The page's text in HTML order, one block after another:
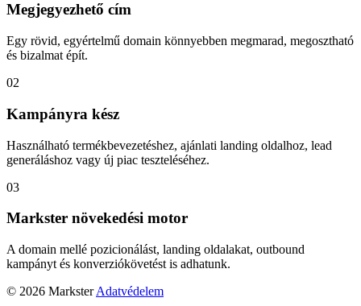
Megjegyezhető cím
Egy rövid, egyértelmű domain könnyebben megmarad, megosztható
és bizalmat épít.
02
Kampányra kész
Használható termékbevezetéshez, ajánlati landing oldalhoz, lead
generáláshoz vagy új piac teszteléséhez.
03
Markster növekedési motor
A domain mellé pozicionálást, landing oldalakat, outbound
kampányt és konverziókövetést is adhatunk.
© 2026 Markster Adatvédelem